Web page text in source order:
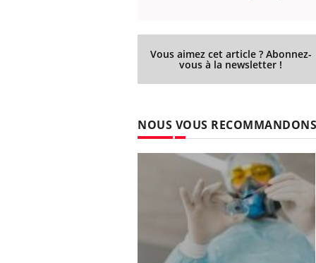
Vous aimez cet article ? Abonnez-
vous à la newsletter !
NOUS VOUS RECOMMANDONS